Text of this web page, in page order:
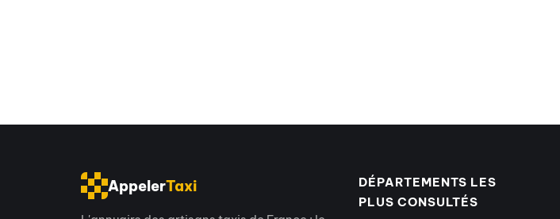
AppelerTaxi
DÉPARTEMENTS LES
PLUS CONSULTÉS